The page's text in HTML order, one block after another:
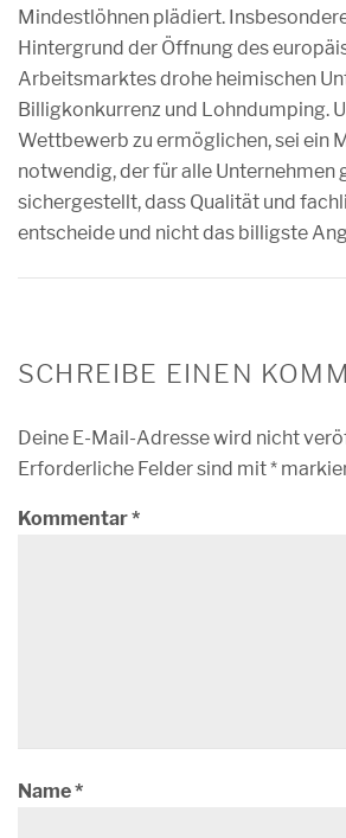
Mindestlöhnen plädiert.
Hintergrund der Öffnung des
Arbeitsmarktes drohe heimischen
Billigkonkurrenz und Lohndumping.
Wettbewerb zu ermöglichen, sei ein
notwendig, der für alle Unternehmen
sichergestellt, dass Qualität und
entscheide und nicht das billigste
SCHREIBE EINEN
Deine E-Mail-Adresse wird nicht
Erforderliche Felder sind mit*
Kommentar*
Name*